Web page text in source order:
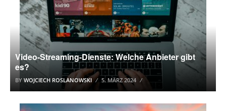
Video-Streaming-Dienste: Welche Anbieter gibt
es?
BY WOJCIECH ROSLANOWSKI 5. MÄRZ 2024